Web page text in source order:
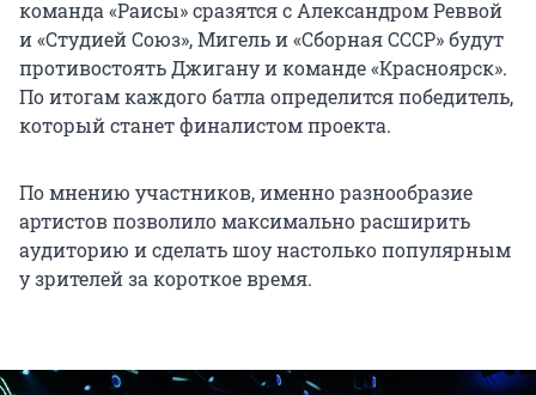
команда «Раисы» сразятся с Александром Реввой
и «Студией Союз», Мигель и «Сборная СССР» будут
противостоять Джигану и команде «Красноярск».
По итогам каждого батла определится победитель,
который станет финалистом проекта.
По мнению участников, именно разнообразие
артистов позволило максимально расширить
аудиторию и сделать шоу настолько популярным
у зрителей за короткое время.